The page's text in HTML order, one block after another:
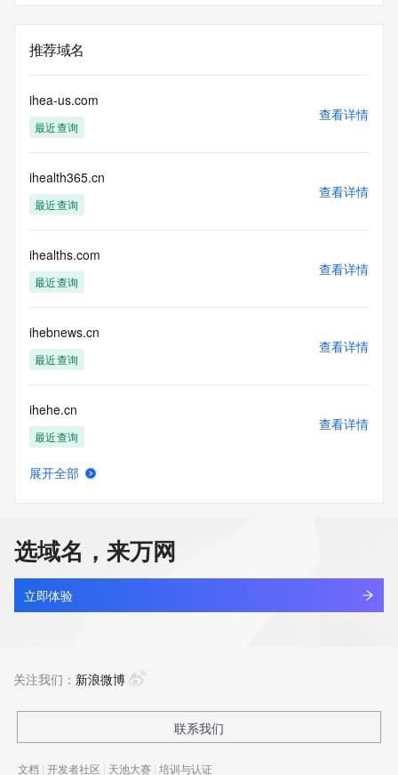
推荐域名
ihea-us.com
最近查询
查看详情
ihealth365.cn
最近查询
查看详情
ihealths.com
最近查询
查看详情
ihebnews.cn
最近查询
查看详情
ihehe.cn
最近查询
查看详情
ihehh.cn
最近查询
查看详情
最近查询
展开全部
选域名，来万网
立即体验
关注我们： 新浪微博
联系我们
文档 | 开发者社区 | 天池大赛 | 培训与认证